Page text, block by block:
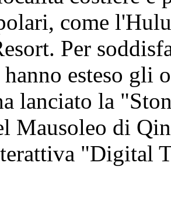
come
Per
esteso gli
lanciato la
Mausoleo di
"Digital